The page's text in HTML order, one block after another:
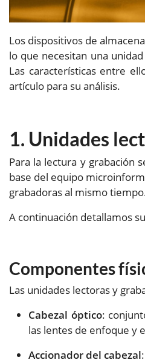
Los dispositivos de
lo que necesitan una
Las características entre
artículo para su análisis.
Unidades
Para la lectura y grabación
base del equipo
grabadoras al mismo
A continuación detallamos
Componentes
Las unidades lectoras y
Cabezal óptico:
las lentes de enfoque y
Accionador del cabezal